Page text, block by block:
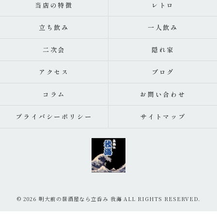
当店の特徴 レトロ
立ち飲み 一人飲み
二次会 隠れ家
アクセス ブログ
コラム お問い合わせ
プライバシーポリシー サイトマップ
© 2026 明大前の居酒屋なら立呑み 我海 ALL RIGHTS RESERVED.